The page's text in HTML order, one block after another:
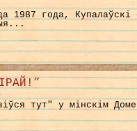
1987 года,
тут" у мінскім